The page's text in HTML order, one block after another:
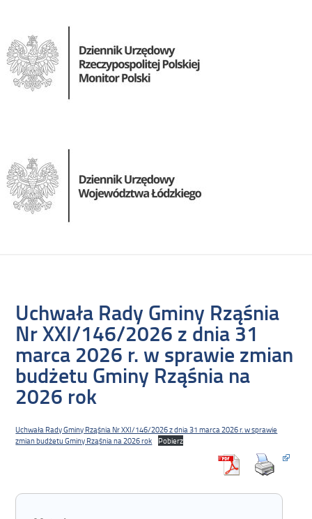
Uchwała Rady Gminy Rząśnia
Nr XXI/146/2026 z dnia 31
marca 2026 r. w sprawie zmian
budżetu Gminy Rząśnia na
2026 rok
Uchwała Rady Gminy Rząśnia Nr XXI/146/2026 z dnia 31 marca 2026 r. w sprawie
zmian budżetu Gminy Rząśnia na 2026 rok
Pobierz